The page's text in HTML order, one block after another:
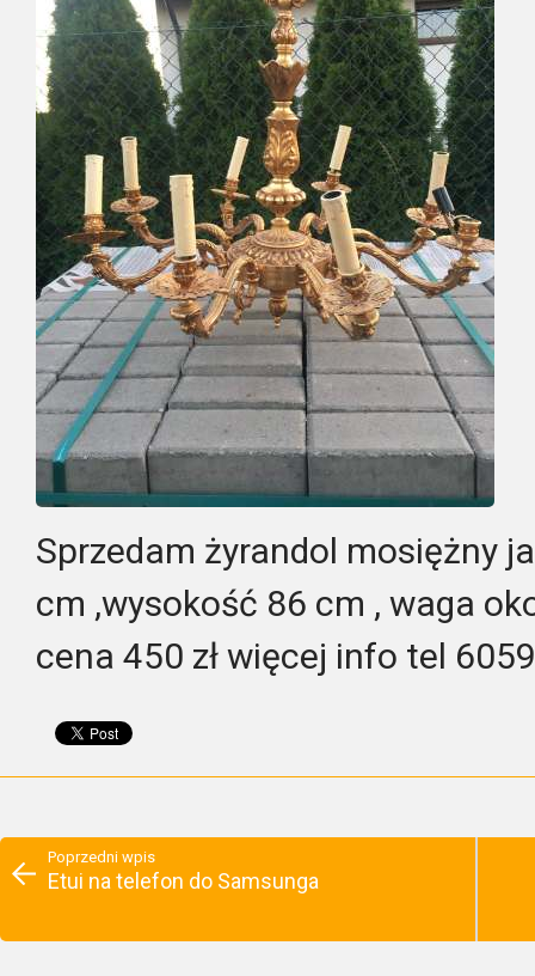
Sprzedam żyrandol mosiężny
cm ,wysokość 86 cm , waga
cena 450 zł więcej info tel
Poprzedni wpis
Etui na telefon do Samsunga